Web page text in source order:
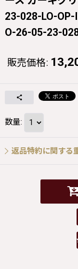
23-028-LO-OP-
O-26-05-23-
販売価格:
数量:
返品特約に関する